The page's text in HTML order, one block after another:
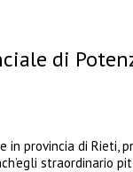
di
provincia di
straordinario